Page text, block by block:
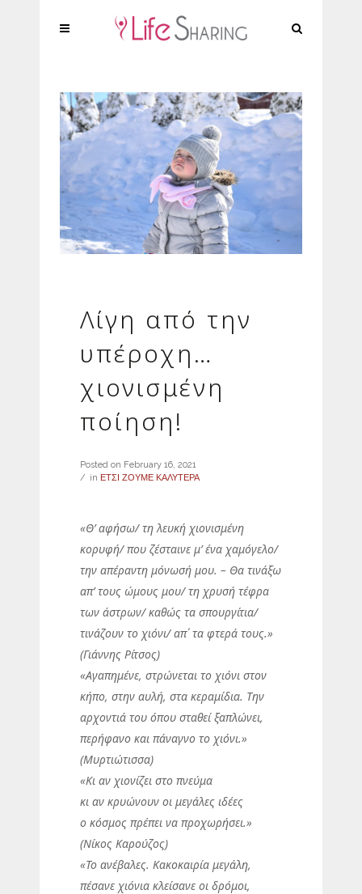
Λίγη από την
υπέροχη…
χιονισμένη
ποίηση!
Posted on February 16, 2021
in ΕΤΣΙ ΖΟΥΜΕ ΚΑΛΥΤΕΡΑ
«Θ’ αφήσω/ τη λευκή χιονισμένη
κορυφή/ που ζέσταινε μ’ ένα χαμόγελο/
την απέραντη μόνωσή μου. – Θα τινάξω
απ’ τους ώμους μου/ τη χρυσή τέφρα
των άστρων/ καθώς τα σπουργίτια/
τινάζουν το χιόνι/ απ΄ τα φτερά τους.»
(Γιάννης Ρίτσος)
«Αγαπημένε, στρώνεται το χιόνι στον
κήπο, στην αυλή, στα κεραμίδια. Την
αρχοντιά του όπου σταθεί ξαπλώνει,
περήφανο και πάναγνο το χιόνι.»
(Μυρτιώτισσα)
«Κι αν χιονίζει στο πνεύμα
κι αν κρυώνουν οι μεγάλες ιδέες
ο κόσμος πρέπει να προχωρήσει.»
(Νίκος Καρούζος)
«Το ανέβαλες. Κακοκαιρία μεγάλη,
πέσανε χιόνια κλείσανε οι δρόμοι,